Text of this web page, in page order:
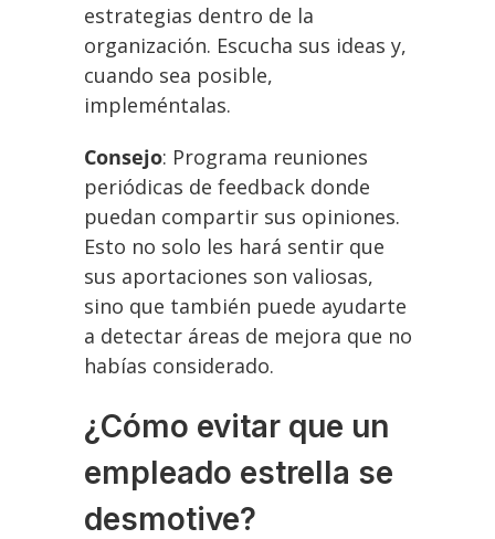
estrategias dentro de la
organización. Escucha sus ideas y,
cuando sea posible,
impleméntalas.
Consejo: Programa reuniones
periódicas de feedback donde
puedan compartir sus opiniones.
Esto no solo les hará sentir que
sus aportaciones son valiosas,
sino que también puede ayudarte
a detectar áreas de mejora que no
habías considerado.
¿Cómo evitar que un
empleado estrella se
desmotive?